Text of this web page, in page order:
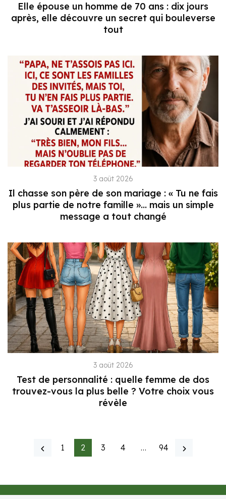
Elle épouse un homme de 70 ans : dix jours
après, elle découvre un secret qui bouleverse
tout
3 août 2026
Il chasse son père de son mariage : « Tu ne fais
plus partie de notre famille »… mais un simple
message a tout changé
3 août 2026
Test de personnalité : quelle femme de dos
trouvez-vous la plus belle ? Votre choix vous
révèle
1 2 3 4 … 94